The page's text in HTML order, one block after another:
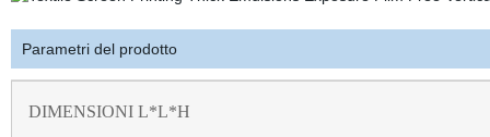
Parametri del prodotto
DIMENSIONI L*L*H